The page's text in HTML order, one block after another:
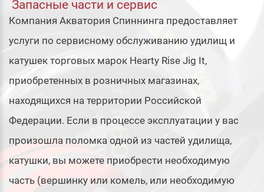
Запасные части и сервис
Компания Акватория Спиннинга предоставляет
услуги по сервисному обслуживанию удилищ и
катушек торговых марок Hearty Rise Jig It,
приобретенных в розничных магазинах,
находящихся на территории Российской
Федерации. Если в процессе эксплуатации у вас
произошла поломка одной из частей удилища,
катушки, вы можете приобрести необходимую
часть (вершинку или комель, или необходимую